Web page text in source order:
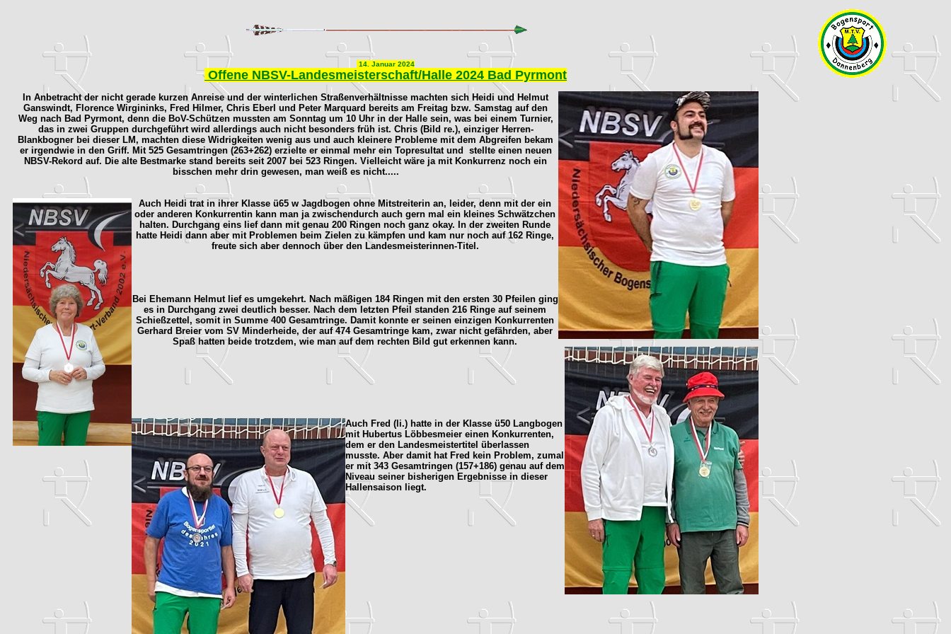
14. Januar 2024
Offene NBSV-Landesmeisterschaft/Halle 2024 Bad Pyrmont
In Anbetracht der nicht gerade kurzen Anreise und der winterlichen Straßenverhältnisse machten sich Heidi und Helmut
Ganswindt, Florence Wirgininks, Fred Hilmer, Chris Eberl und Peter Marquard bereits am Freitag bzw. Samstag auf den
Weg nach Bad Pyrmont, denn die BoV-Schützen mussten am Sonntag um 10 Uhr in der Halle sein, was bei einem Turnier,
das in zwei Gruppen durchgeführt wird allerdings auch nicht besonders früh ist. Chris (Bild re.), einziger Herren-
Blankbogner bei dieser LM, machten diese Widrigkeiten wenig aus und auch kleinere Probleme mit dem Abgreifen bekam
er irgendwie in den Griff. Mit 525 Gesamtringen (263+262) erzielte er einmal mehr ein Topresultat und stellte einen neuen
NBSV-Rekord auf. Die alte Bestmarke stand bereits seit 2007 bei 523 Ringen. Vielleicht wäre ja mit Konkurrenz noch ein
bisschen mehr drin gewesen, man weiß es nicht.....
Auch Heidi trat in ihrer Klasse ü65 w Jagdbogen ohne Mitstreiterin an, leider, denn mit der ein
oder anderen Konkurrentin kann man ja zwischendurch auch gern mal ein kleines Schwätzchen
halten. Durchgang eins lief dann mit genau 200 Ringen noch ganz okay. In der zweiten Runde
hatte Heidi dann aber mit Problemen beim Zielen zu kämpfen und kam nur noch auf 162 Ringe,
freute sich aber dennoch über den Landesmeisterinnen-Titel.
Bei Ehemann Helmut lief es umgekehrt. Nach mäßigen 184 Ringen mit den ersten 30 Pfeilen ging
es in Durchgang zwei deutlich besser. Nach dem letzten Pfeil standen 216 Ringe auf seinem
Schießzettel, somit in Summe 400 Gesamtringe. Damit konnte er seinen einzigen Konkurrenten
Gerhard Breier vom SV Minderheide, der auf 474 Gesamtringe kam, zwar nicht gefährden, aber
Spaß hatten beide trotzdem, wie man auf dem rechten Bild gut erkennen kann.
Auch Fred (li.) hatte in der Klasse ü50 Langbogen
mit Hubertus Löbbesmeier einen Konkurrenten,
dem er den Landesmeistertitel überlassen
musste. Aber damit hat Fred kein Problem, zumal
er mit 343 Gesamtringen (157+186) genau auf dem
Niveau seiner bisherigen Ergebnisse in dieser
Hallensaison liegt.